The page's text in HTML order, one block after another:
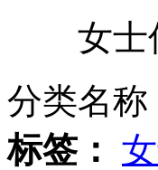
4岁女童23楼坠
女士优
分类名称
标签：